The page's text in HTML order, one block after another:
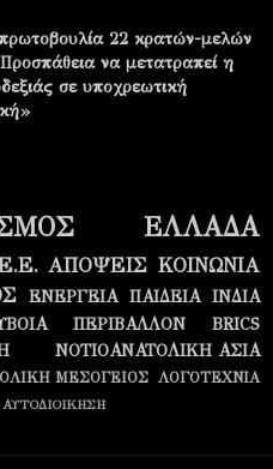
22 κρατών-μελών
να μετατραπεί η
σε υποχρεωτική
ΕΛΛΑΔΑ
ΑΠΟΨΕΙΣ ΚΟΙΝΩΝΙΑ
ΕΝΕΡΓΕΙΑ ΠΑΙΔΕΙΑ ΙΝΔΙΑ
ΠΕΡΙΒΑΛΛΟΝ
BRICS
ΝΟΤΙΟΑΝΑΤΟΛΙΚΗ ΑΣΙΑ
ΜΕΣΟΓΕΙΟΣ
ΛΟΓΟΤΕΧΝΙΑ